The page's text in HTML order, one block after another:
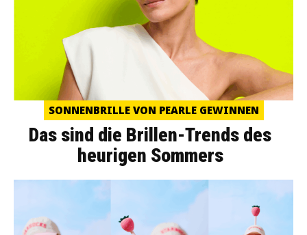
SONNENBRILLE VON PEARLE GEWINNEN
Das sind die Brillen-Trends des
heurigen Sommers